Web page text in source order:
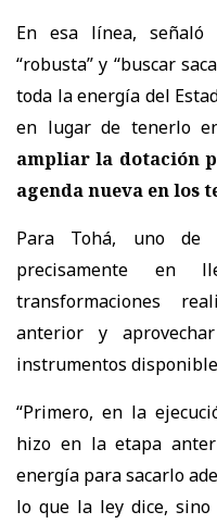
En esa línea, señaló
“robusta” y “buscar
toda la energía del
en lugar de tenerlo
ampliar la dotación
agenda nueva en los
Para Tohá, uno de
precisamente
transformaciones
anterior y
instrumentos
“Primero, en la
hizo en la etapa
energía para sacarlo
lo que la ley dice, sino